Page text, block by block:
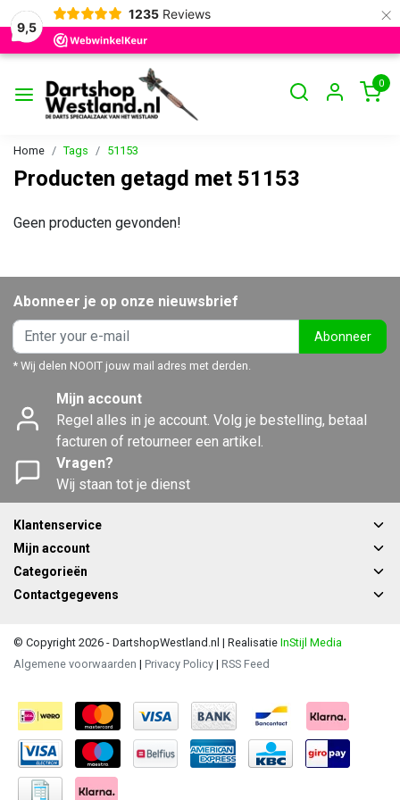
9,5
1235 Reviews ×
0
Home Tags 51153
Producten getagd met 51153
Geen producten gevonden!
Abonneer je op onze nieuwsbrief
Abonneer
* Wij delen NOOIT jouw mail adres met derden.
Mijn account
Regel alles in je account. Volg je bestelling, betaal
facturen of retourneer een artikel.
Vragen?
Wij staan tot je dienst
Klantenservice
Mijn account
Categorieën
Contactgegevens
© Copyright 2026 - DartshopWestland.nl | Realisatie InStijl Media
Algemene voorwaarden | Privacy Policy | RSS Feed